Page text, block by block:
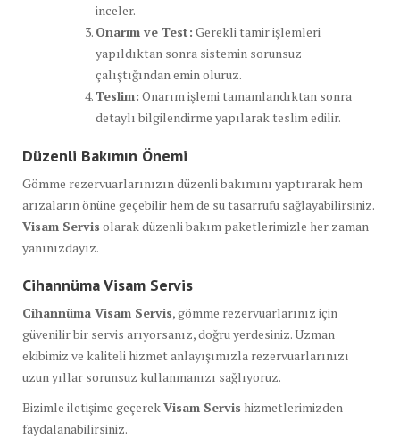
inceler.
Onarım ve Test: Gerekli tamir işlemleri
yapıldıktan sonra sistemin sorunsuz
çalıştığından emin oluruz.
Teslim: Onarım işlemi tamamlandıktan sonra
detaylı bilgilendirme yapılarak teslim edilir.
Düzenli Bakımın Önemi
Gömme rezervuarlarınızın düzenli bakımını yaptırarak hem
arızaların önüne geçebilir hem de su tasarrufu sağlayabilirsiniz.
Visam Servis olarak düzenli bakım paketlerimizle her zaman
yanınızdayız.
Cihannüma Visam Servis
Cihannüma Visam Servis, gömme rezervuarlarınız için
güvenilir bir servis arıyorsanız, doğru yerdesiniz. Uzman
ekibimiz ve kaliteli hizmet anlayışımızla rezervuarlarınızı
uzun yıllar sorunsuz kullanmanızı sağlıyoruz.
Bizimle iletişime geçerekVisam Servis hizmetlerimizden
faydalanabilirsiniz.